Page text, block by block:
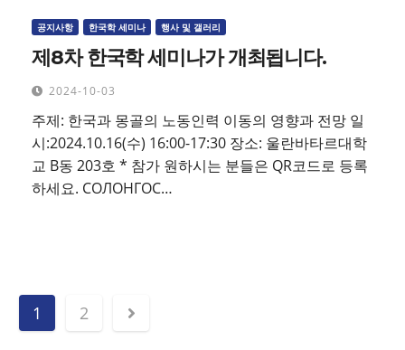
공지사항 한국학 세미나 행사 및 갤러리
제8차 한국학 세미나가 개최됩니다.
2024-10-03
주제: 한국과 몽골의 노동인력 이동의 영향과 전망 일
시:2024.10.16(수) 16:00-17:30 장소: 울란바타르대학
교 B동 203호 * 참가 원하시는 분들은 QR코드로 등록
하세요. СОЛОНГОС…
글
1 2